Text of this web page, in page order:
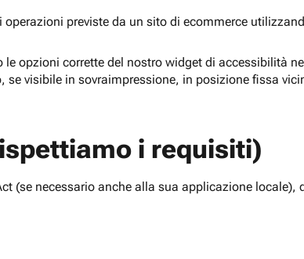
previste da un sito di ecommerce
opzioni corrette del nostro widget di accessibilità
visibile in sovraimpressione, in posizione fissa
i requisiti)
(se necessario anche alla sua applicazione locale),